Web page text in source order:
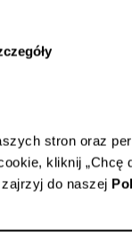
stron oraz
kliknij „Chcę
do naszej
Sieć